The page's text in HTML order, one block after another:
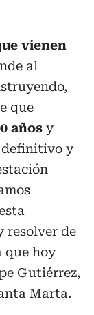
vienen
al
que
años y
definitivo y
resolver de
que hoy
Gutiérrez,
Marta.